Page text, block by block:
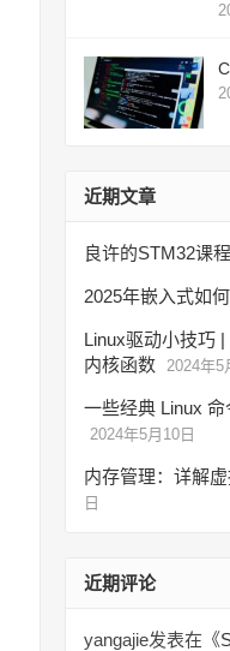
近期文章
良许的STM32课
2025年嵌入式如
Linux驱动小技巧
内核函数 2024年5
一些经典 Linux
2024年5月10日
内存管理：详解
日
近期评论
yangajie发表在《